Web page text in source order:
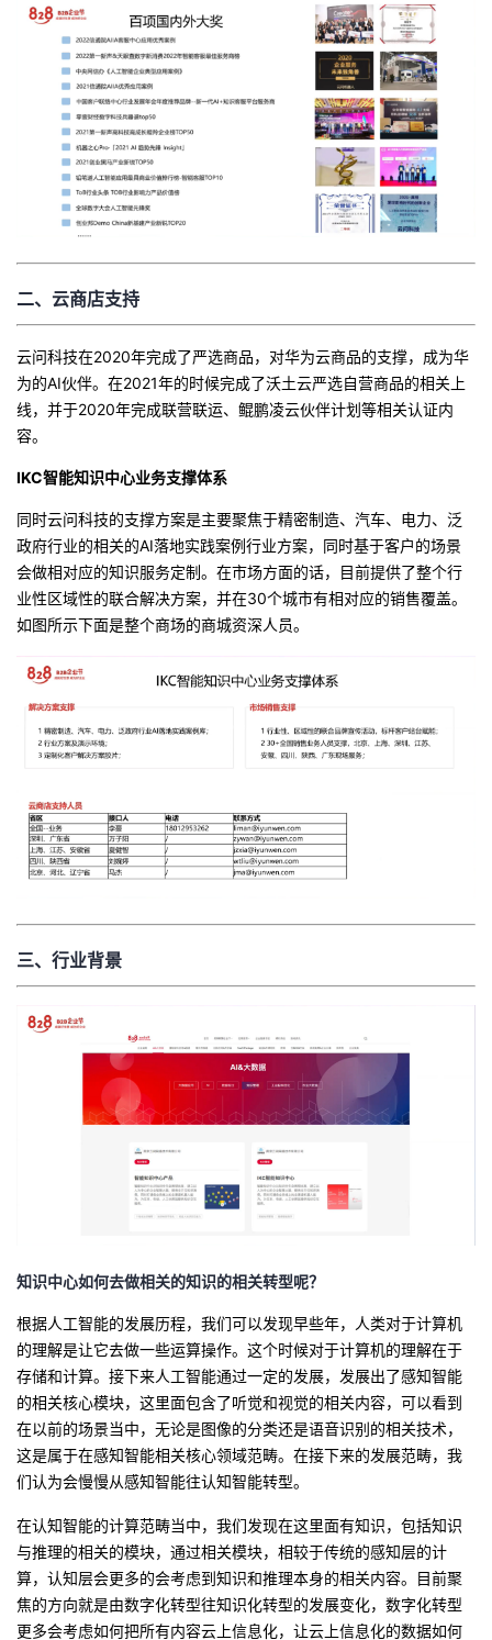
二、云商店支持
云问科技在2020年完成了严选商品，对华为云商品的支撑，成为华
为的AI伙伴。在2021年的时候完成了沃土云严选自营商品的相关上
线，并于2020年完成联营联运、鲲鹏凌云伙伴计划等相关认证内
容。
IKC智能知识中心业务支撑体系
同时云问科技的支撑方案是主要聚焦于精密制造、汽车、电力、泛
政府行业的相关的AI落地实践案例行业方案，同时基于客户的场景
会做相对应的知识服务定制。在市场方面的话，目前提供了整个行
业性区域性的联合解决方案，并在30个城市有相对应的销售覆盖。
如图所示下面是整个商场的商城资深人员。
三、行业背景
知识中心如何去做相关的知识的相关转型呢？
根据人工智能的发展历程，我们可以发现早些年，人类对于计算机
的理解是让它去做一些运算操作。这个时候对于计算机的理解在于
存储和计算。接下来人工智能通过一定的发展，发展出了感知智能
的相关核心模块，这里面包含了听觉和视觉的相关内容，可以看到
在以前的场景当中，无论是图像的分类还是语音识别的相关技术，
这是属于在感知智能相关核心领域范畴。在接下来的发展范畴，我
们认为会慢慢从感知智能往认知智能转型。
在认知智能的计算范畴当中，我们发现在这里面有知识，包括知识
与推理的相关的模块，通过相关模块，相较于传统的感知层的计
算，认知层会更多的会考虑到知识和推理本身的相关内容。目前聚
焦的方向就是由数字化转型往知识化转型的发展变化，数字化转型
更多会考虑如何把所有内容云上信息化，让云上信息化的数据如何